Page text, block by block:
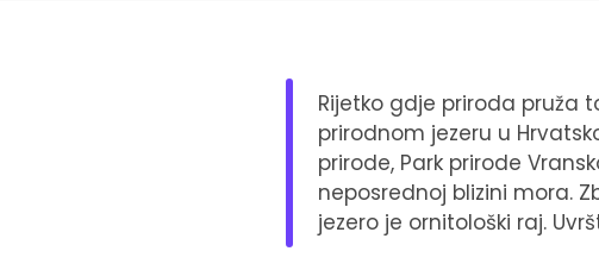
Rijetko gdje priroda pruža
prirodnom jezeru u
prirode, Park prirode
neposrednoj blizini mora.
jezero je ornitološki raj.